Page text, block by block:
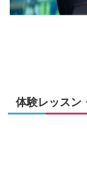
体験レッスン